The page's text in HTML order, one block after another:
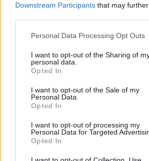
Downstream Participants that may
Personal Data Processing Opt Outs
I want to opt-out of the Sharing of
personal data.
Opted In
I want to opt-out of the Sale of my
Personal Data.
Opted In
I want to opt-out of processing my
Personal Data for Targeted
Opted In
Vybrané
Prima sport - co nabídne v prvním